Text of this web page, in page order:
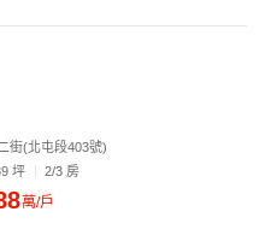
街(北屯段403號)
坪 2/3 房
萬/戶